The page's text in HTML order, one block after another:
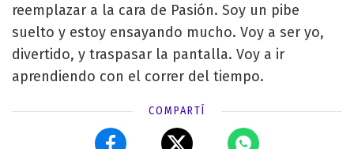
reemplazar a la cara de Pasión. Soy un pibe
suelto y estoy ensayando mucho. Voy a ser yo,
divertido, y traspasar la pantalla. Voy a ir
aprendiendo con el correr del tiempo.
COMPARTÍ